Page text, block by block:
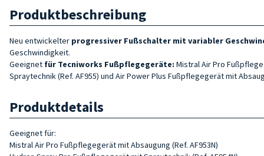
Produktbeschreibung
Neu entwickelter progressiver Fußschalter mit variabler
Geschwindigkeit.
Geeignet für Tecniworks Fußpflegegeräte: Mistral Air Pro
Spraytechnik (Ref. AF955) und Air Power Plus Fußpflegegerät mit
Produktdetails
Geeignet für:
Mistral Air Pro Fußpflegegerät mit Absaugung (Ref. AF953N)